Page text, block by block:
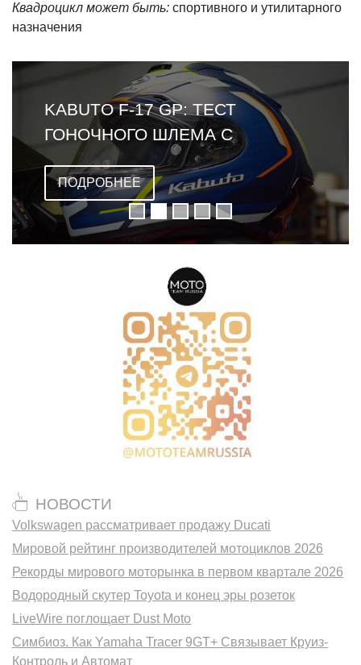
Квадроцикл может быть: спортивного и утилитарного
назначения
KABUTO F-17 GP: ТЕСТ
ГОНОЧНОГО ШЛЕМА С
ОМОЛОГАЦИЕЙ FIM
ПОДРОБНЕЕ
НОВОСТИ
Volkswagen рассматривает продажу Ducati
Мировой рейтинг производителей мотоциклов 2026
Рекорды мирового моторынка в первом квартале 2026
Водородный скутер Toyota и конец эры розеток
LiveWire поглощает Dust Moto
Симбиоз. Как Yamaha Tracer 9GT+ Связывает Круиз-
Контроль и Автомат